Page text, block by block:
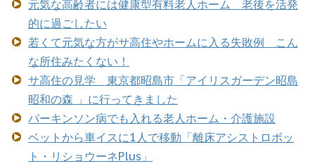
元気な高齢者には健康型有料老人ホーム 老後を活発
的に過ごしたい
若くて元気な方がサ高住やホームに入る失敗例 こん
な所住みたくない！
サ高住の見学 東京都昭島市「アイリスガーデン昭島
昭和の森 」に行ってきました
パーキンソン病でも入れる老人ホーム・介護施設
ベットから車イスに1人で移動「離床アシストロボッ
ト・リショウーネPlus」